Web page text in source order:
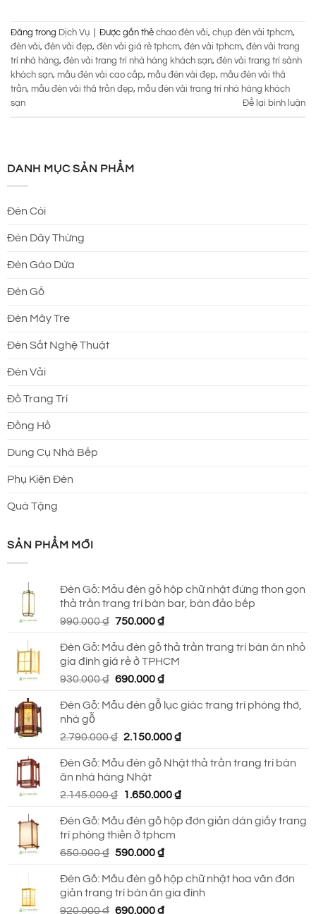
Đăng trong Dịch Vụ Được gắn thẻ chao đèn vải, chụp đèn vải tphcm,
đèn vải, đèn vải đẹp, đèn vải giá rẻ tphcm, đèn vải tphcm, đèn vải trang
trí nhà hàng, đèn vải trang trí nhà hàng khách sạn, đèn vải trang trí sảnh
khách sạn, mẫu đèn vải cao cấp, mẫu đèn vải đẹp, mẫu đèn vải thả
trần, mẫu đèn vải thả trần đẹp, mẫu đèn vải trang trí nhà hàng khách
sạn
Để lại bình luận
DANH MỤC SẢN PHẨM
Đèn Cói
Đèn Dây Thừng
Đèn Gáo Dừa
Đèn Gỗ
Đèn Mây Tre
Đèn Sắt Nghệ Thuật
Đèn Vải
Đồ Trang Trí
Đồng Hồ
Dung Cụ Nhà Bếp
Phụ Kiện Đèn
Quà Tặng
SẢN PHẨM MỚI
Đèn Gỗ: Mẫu đèn gỗ hộp chữ nhật đứng thon gọn
thả trần trang trí bàn bar, bàn đảo bếp
990.000₫ Giá
là:
990.000 ₫.
750.000₫Giá
tại
là:
750.000 ₫.
Đèn Gỗ: Mẫu đèn gỗ thả trần trang trí bàn ăn nhỏ
gia đình giá rẻ ở TPHCM
930.000₫ Giá
là:
690.000₫Giá
tại
690.000 ₫.
Đèn Gỗ: Mẫu đèn gỗ lục giác trang trí phòng thờ,
nhà gỗ
2.790.000₫ Giá
là:
2.790.000 ₫.
2.150.000₫Giá
tại
2.150.000 ₫.
Đèn Gỗ: Mẫu đèn gỗ Nhật thả trần trang trí bàn
ăn nhà hàng Nhật
2.145.000₫
Giá
là:
2.145.000 ₫.
1.650.000₫Giá
tại
Đèn Gỗ: Mẫu đèn gỗ hộp đơn giản dán giấy trang
trí phòng thiền ở tphcm
650.000₫ Giá
là:
650.000 ₫.
590.000₫Giá
tại
là:
590.000 ₫.
Đèn Gỗ: Mẫu đèn gỗ hộp chữ nhật hoa văn đơn
giản trang trí bàn ăn gia đình
920.000₫ Giá
690.000₫Giá